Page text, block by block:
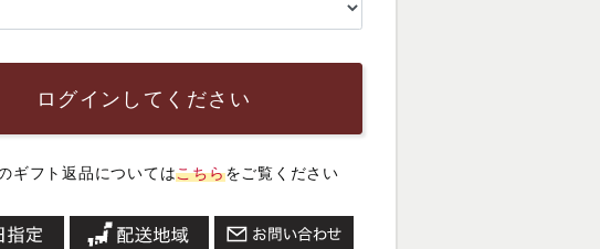
ログインしてください
ギフト返品についてはこちらをご覧ください